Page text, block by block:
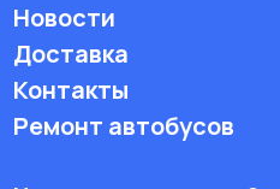
Новости
Доставка
Контакты
Ремонт автобусов